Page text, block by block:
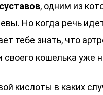
, одним из
Но когда речь
тебе знать, что
своего кошелька уже
кислоты в каких